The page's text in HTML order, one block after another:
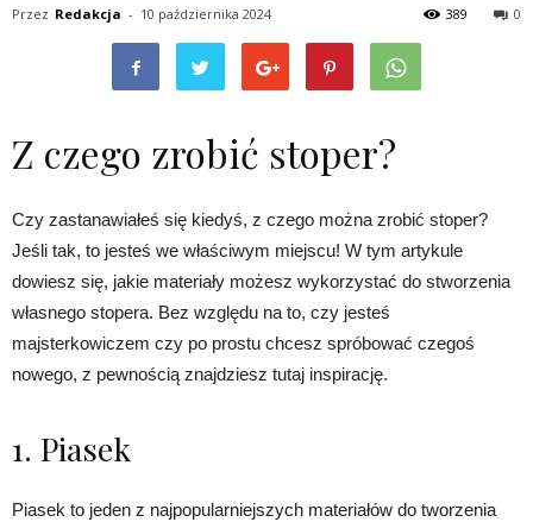
Przez Redakcja - 10 października 2024 0
389
Z czego zrobić stoper?
Czy zastanawiałeś się kiedyś, z czego można zrobić stoper?
Jeśli tak, to jesteś we właściwym miejscu! W tym artykule
dowiesz się, jakie materiały możesz wykorzystać do stworzenia
własnego stopera. Bez względu na to, czy jesteś
majsterkowiczem czy po prostu chcesz spróbować czegoś
nowego, z pewnością znajdziesz tutaj inspirację.
1. Piasek
Piasek to jeden z najpopularniejszych materiałów do tworzenia